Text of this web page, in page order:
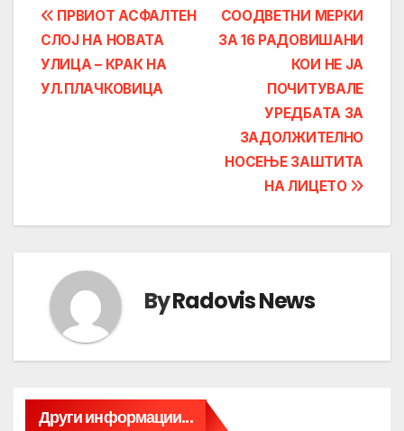
Post
navigation
СООДВЕТНИ МЕРКИ
ЗА 16 РАДОВИШАНИ
КОИ НЕ ЈА
ПОЧИТУВАЛE
УРЕДБАТА ЗА
ЗАДОЛЖИТЕЛНО
НОСЕЊЕ ЗАШТИТА
НА ЛИЦЕТО
ПРВИОТ АСФАЛТЕН
СЛОЈ НА НОВАТА
УЛИЦА – КРАК НА
УЛ.ПЛАЧКОВИЦА
ByRadovis News
Други информации...